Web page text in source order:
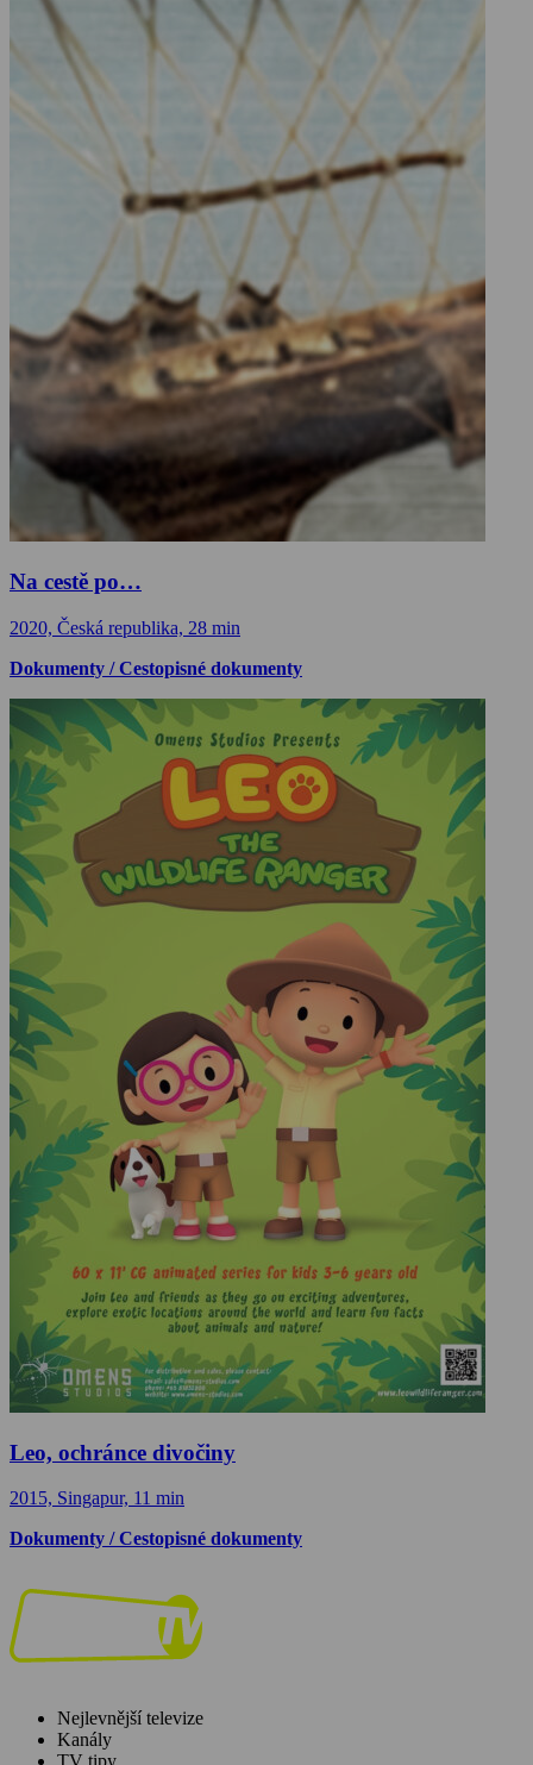
Na cestě po…
2020, Česká republika, 28 min
Dokumenty / Cestopisné dokumenty
Leo, ochránce divočiny
2015, Singapur, 11 min
Dokumenty / Cestopisné dokumenty
Nejlevnější televize
Kanály